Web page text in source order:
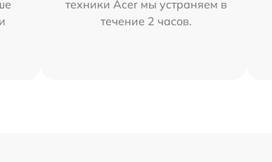
техники Acer мы устраняем в
течение 2 часов.